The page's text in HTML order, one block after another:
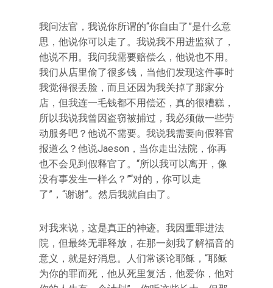
我问法官，我说你所谓的“你自由了”是什么意
思，他说你可以走了。我说我不用进监狱了，
他说不用。我问我需要赔偿么，他说也不用。
我们从店里偷了很多钱，当他们发现这件事时
我觉得很丢脸，而且还因为我关掉了那家分
店，但我连一毛钱都不用偿还，真的很糟糕，
所以我说我曾因盗窃被捕过，我必须做一些劳
动服务吧？他说不需要。我说我需要向假释官
报道么？他说Jaeson，当你走出法院，你再
也不会见到假释官了。“所以我可以离开，像
没有事发生一样么？”“对的，你可以走
了”，“谢谢”。然后我就自由了。
对我来说，这是真正的神迹。我因重罪进法
院，但最终无罪释放，在那一刻我了解福音的
意义，就是好消息。人们常谈论耶稣，“耶稣
为你的罪而死，他从死里复活，他爱你，他对